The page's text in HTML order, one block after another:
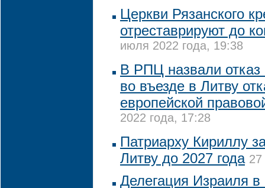
Церкви Рязанского
отреставрируют до
июля 2022 года, 19:38
В РПЦ назвали отказ
во въезде в Литву
европейской
2022 года, 17:28
Патриарху Кириллу
Литву до 2027 года
Делегация Израиля в